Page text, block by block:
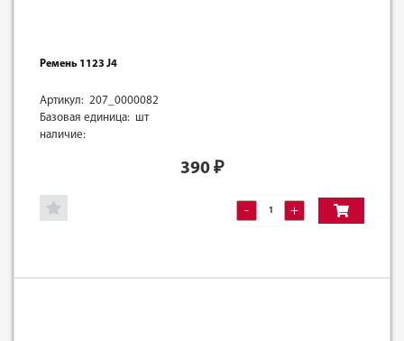
Ремень 1123 J4
Артикул: 207_0000082
Базовая единица: шт
наличие:
390 ₽
- +